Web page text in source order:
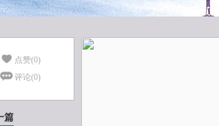
点赞(0)
评论(0)
篇